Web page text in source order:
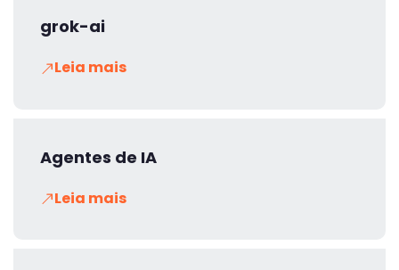
grok-ai
Leia mais
Agentes de IA
Leia mais